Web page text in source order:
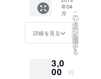
年04
月
詳細を見る
こ
の
リ
タ
ー
ン
を
選
択
す
る
3,0
00 円